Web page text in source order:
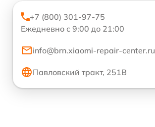
+7 (800) 301-97-75
Ежедневно с 9:00 до 21:00
info@brn.xiaomi-repair-center.ru
Павловский тракт, 251В